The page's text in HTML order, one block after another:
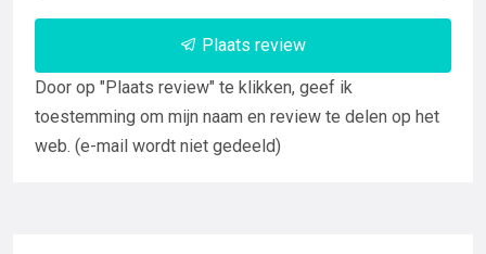
Plaats review
Door op "Plaats review" te klikken, geef ik
toestemming om mijn naam en review te delen op het
web. (e-mail wordt niet gedeeld)